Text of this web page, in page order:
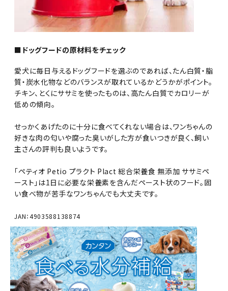
■ドッグフードの原材料をチェック
愛犬に毎日与えるドッグフードを選ぶのであれば、たん白質・脂
質・炭水化物などのバランスが取れているかどうかがポイント。
チキン、とくにササミを使ったものは、高たん白質でカロリーが
低めの傾向。
せっかくあげたのに十分に食べてくれない場合は、ワンちゃんの
好きな肉の匂いや腐った臭いがした方が食いつきが良く、飼い
主さんの評判も良いようです。
「ペティオ Petio プラクト Plact 総合栄養食 無添加 ササミペ
ースト」は1日に必要な栄養素を含んだペースト状のフード。固
い食べ物が苦手なワンちゃんでも大丈夫です。
JAN：4903588138874